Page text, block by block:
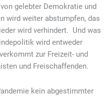
gelebter Demokratie und
wird weiter abstumpfen, das
wird verhindert. Und was
wird entweder
zur Freizeit- und
und Freischaffenden.
kein abgestimmter